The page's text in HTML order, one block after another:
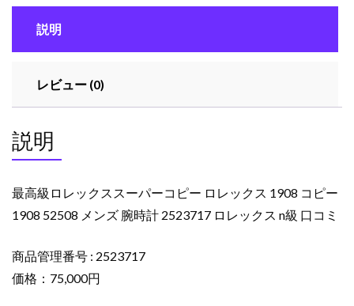
ス
パ
ピ
ロ
レ
ク
ス
コ
ピ
説明
レビュー (0)
説明
最高級ロレックススーパーコピー ロレックス 1908 コピー
1908 52508 メンズ 腕時計 2523717 ロレックス n級 口コミ
商品管理番号 : 2523717
価格：75,000円